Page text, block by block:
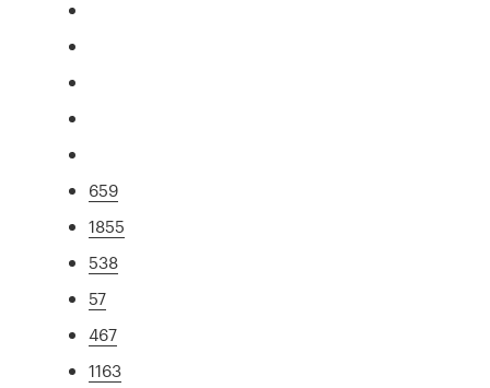
659
1855
538
57
467
1163